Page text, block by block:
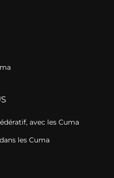
avec les Cuma
les Cuma